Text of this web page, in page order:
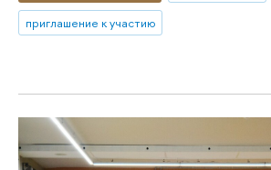
приглашение к участию